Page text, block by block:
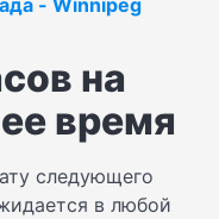
на
время
следующего
в любой